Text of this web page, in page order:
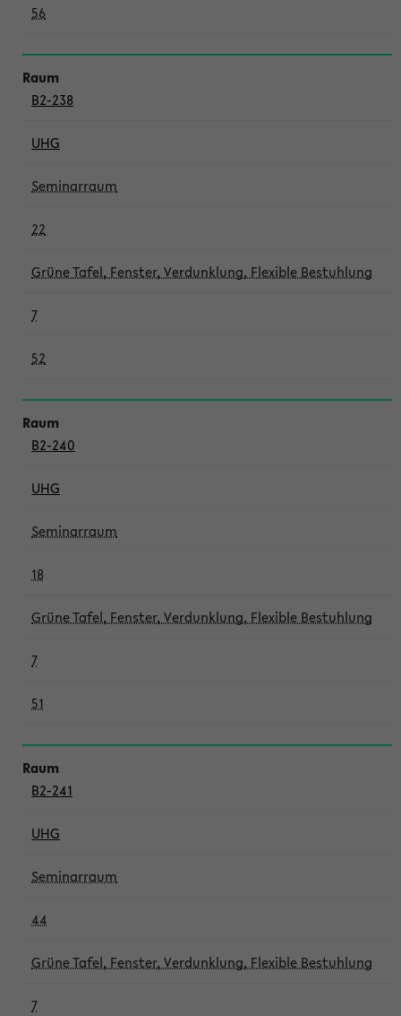
56
B2-238
UHG
Seminarraum
22
Grüne Tafel, Fenster, Verdunklung, Flexible Bestuhlung
7
52
B2-240
UHG
Seminarraum
18
Grüne Tafel, Fenster, Verdunklung, Flexible Bestuhlung
7
51
B2-241
UHG
Seminarraum
44
Grüne Tafel, Fenster, Verdunklung, Flexible Bestuhlung
7